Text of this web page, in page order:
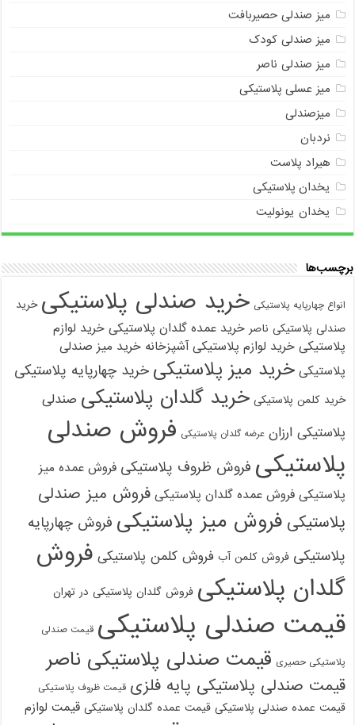
میز صندلی حصیربافت
میز صندلی کودک
میز صندلی ناصر
میز عسلی پلاستیکی
میزصندلی
نردبان
هیراد پلاست
یخدان پلاستیکی
یخدان یونولیت
برچسب‌ها
انواع چهارپایه پلاستیکی خرید صندلی پلاستیکی خرید
صندلی پلاستیکی ناصر خرید عمده گلدان پلاستیکی خرید لوازم
پلاستیکی خرید لوازم پلاستیکی آشپزخانه خرید میز صندلی
پلاستیکی خرید میز پلاستیکی خرید چهارپایه پلاستیکی
خرید کلمن پلاستیکی خرید گلدان پلاستیکی صندلی
پلاستیکی ارزان عرضه گلدان پلاستیکی فروش صندلی
پلاستیکی فروش ظروف پلاستیکی فروش عمده میز
پلاستیکی فروش عمده گلدان پلاستیکی فروش میز صندلی
پلاستیکی فروش میز پلاستیکی فروش چهارپایه
پلاستیکی فروش کلمن آب فروش کلمن پلاستیکی فروش
گلدان پلاستیکی فروش گلدان پلاستیکی در تهران
قیمت صندلی پلاستیکی قیمت صندلی
پلاستیکی حصیری قیمت صندلی پلاستیکی ناصر
قیمت صندلی پلاستیکی پایه فلزی قیمت ظروف پلاستیکی
قیمت عمده صندلی پلاستیکی قیمت عمده گلدان پلاستیکی قیمت لوازم